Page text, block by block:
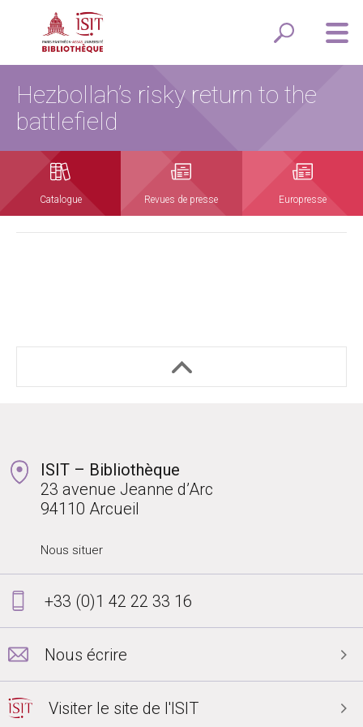
Hezbollah’s risky return to the
battlefield
Catalogue Revues de presse Europresse
ISIT – Bibliothèque
23 avenue Jeanne d’Arc
94110 Arcueil
Nous situer
+33 (0)1 42 22 33 16
Nous écrire
Visiter le site de l'ISIT